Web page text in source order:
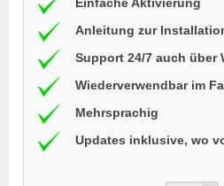
Einfache Aktivierung
Anleitung zur
Support 24/7 auch über
Wiederverwendbar im
Mehrsprachig
Updates inklusive, wo